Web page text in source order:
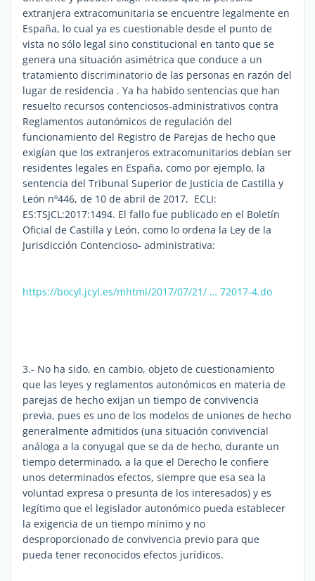
extranjera extracomunitaria se encuentre legalmente en
España, lo cual ya es cuestionable desde el punto de
vista no sólo legal sino constitucional en tanto que se
genera una situación asimétrica que conduce a un
tratamiento discriminatorio de las personas en razón del
lugar de residencia . Ya ha habido sentencias que han
resuelto recursos contenciosos-administrativos contra
Reglamentos autonómicos de regulación del
funcionamiento del Registro de Parejas de hecho que
exigían que los extranjeros extracomunitarios debían ser
residentes legales en España, como por ejemplo, la
sentencia del Tribunal Superior de Justicia de Castilla y
León nº446, de 10 de abril de 2017, ECLI:
ES:TSJCL:2017:1494. El fallo fue publicado en el Boletín
Oficial de Castilla y León, como lo ordena la Ley de la
Jurisdicción Contencioso- administrativa:
https://bocyl.jcyl.es/mhtml/2017/07/21/ … 72017-4.do
3.- No ha sido, en cambio, objeto de cuestionamiento
que las leyes y reglamentos autonómicos en materia de
parejas de hecho exijan un tiempo de convivencia
previa, pues es uno de los modelos de uniones de hecho
generalmente admitidos (una situación convivencial
análoga a la conyugal que se da de hecho, durante un
tiempo determinado, a la que el Derecho le confiere
unos determinados efectos, siempre que esa sea la
voluntad expresa o presunta de los interesados) y es
legítimo que el legislador autonómico pueda establecer
la exigencia de un tiempo mínimo y no
desproporcionado de convivencia previo para que
pueda tener reconocidos efectos jurídicos.